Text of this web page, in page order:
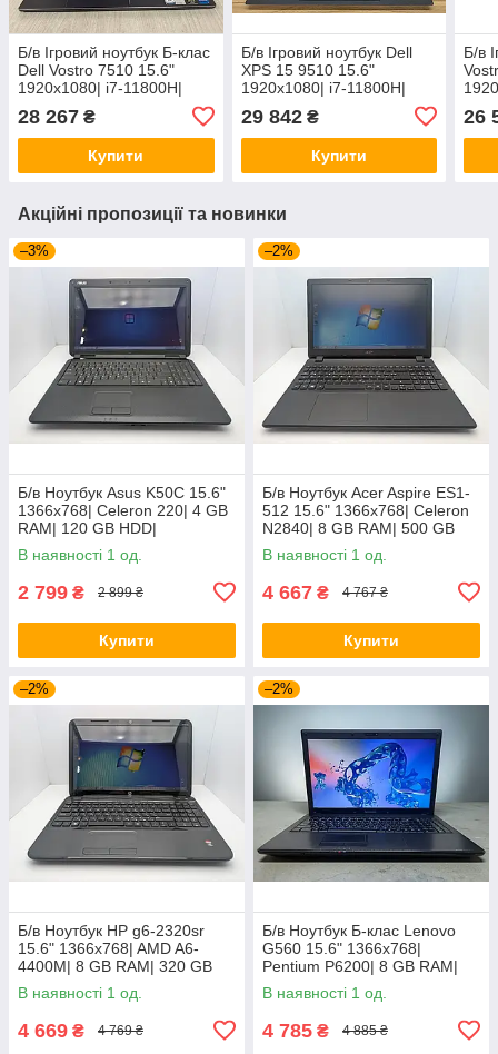
Б/в Ігровий ноутбук Б-клас
Dell Vostro 7510 15.6"
1920x1080| i7-11800H|
16GB RAM| 512GB SSD|
RTX 3050 Ti 4GB
28 267 ₴
Купити
Б/в Ігровий ноутбук Dell
XPS 15 9510 15.6"
1920x1080| i7-11800H|
16GB RAM| 512GB SSD|
RTX 3050 Ti 4GB
29 842₴
Купити
Б/в
GB
26
Акційні пропозиції та новинки
–3%
Б/в Ноутбук Asus K50C 15.6"
1366x768| Celeron 220| 4 GB
RAM| 120 GB HDD|
В наявності 1 од.
2 799 ₴ 2 899 ₴
Купити
–2%
Б/в Ноутбук Acer Aspire ES1-
512 15.6" 1366x768| Celeron
N2840| 8 GB RAM| 500 GB
HDD| HD
В наявності 1 од.
4 667 ₴ 4 767 ₴
Купити
–2%
Б/в Ноутбук HP g6-2320sr
15.6" 1366x768| AMD A6-
4400M| 8 GB RAM| 320 GB
HDD| Radeon HD 7520G
В наявності 1 од.
4 669 ₴ 4 769 ₴
–2%
Б/в Ноутбук Б-клас Lenovo
G560 15.6" 1366x768|
Pentium P6200| 8 GB RAM|
120 GB SSD| HD
В наявності 1 од.
4 785 ₴ 4 885 ₴